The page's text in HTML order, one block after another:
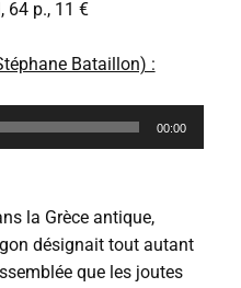
64 p., 11 €
Bataillon) :
00:00
la Grèce antique,
désignait tout autant
que les joutes